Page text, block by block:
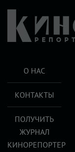
О НАС
КОНТАКТЫ
ПОЛУЧИТЬ
ЖУРНАЛ
КИНОРЕПОРТЕР